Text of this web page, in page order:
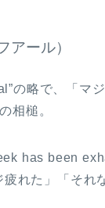
アール）
の略で、「マ
相槌。
has been
れた」「それ